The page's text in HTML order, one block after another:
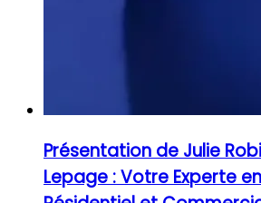
Présentation de Julie
Lepage : Votre Experte